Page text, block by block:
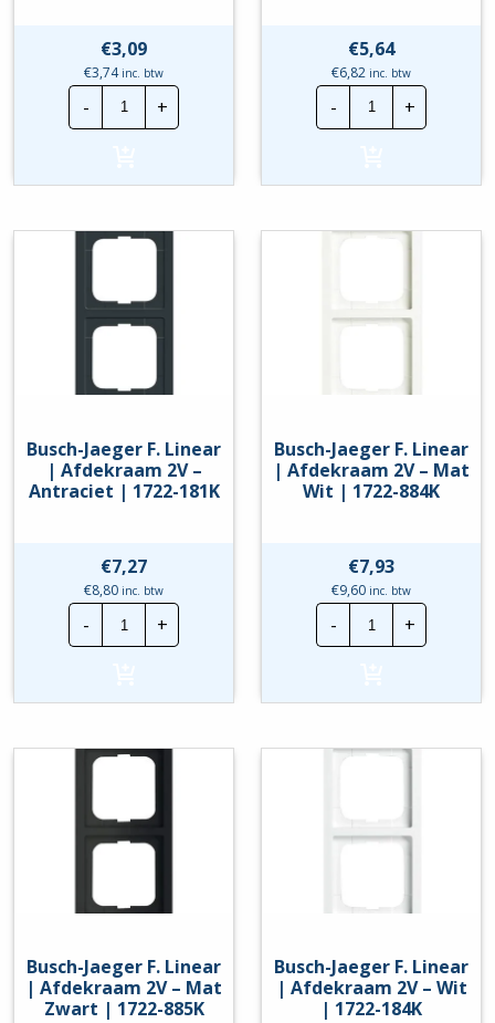
€3,09
€3,74inc. btw
-
Busch-
Jaeger
F.
Afdekraam
Wit
184K
hoeveelheid
+
€5,64
€6,82 inc. btw
-
Busch-
Jaeger
F.
Afdekraam
Zilver
hoeveelheid
+
Busch-Jaeger F. Linear
| Afdekraam 2V –
Antraciet | 1722-181K
€7,27
€8,80 inc. btw
-
Busch-
Jaeger
F.
Afdekraam
Antraciet
181K
hoeveelheid
+
Busch-Jaeger F. Linear
| Afdekraam 2V – Mat
Wit | 1722-884K
€7,93
€9,60 inc. btw
-
Busch-
Jaeger
F.
Afdekraam
Mat
884K
hoeveelheid
+
Busch-Jaeger F. Linear
| Afdekraam 2V – Mat
Zwart | 1722-885K
Busch-Jaeger F. Linear
| Afdekraam 2V – Wit
| 1722-184K